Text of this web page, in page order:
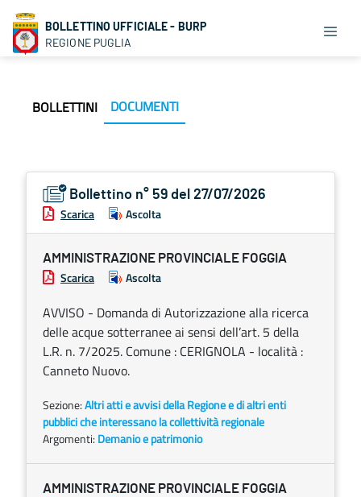
BOLLETTINO UFFICIALE - BURP
REGIONE PUGLIA
BOLLETTINI DOCUMENTI
Bollettino n° 59 del 27/07/2026
Scarica Ascolta
AMMINISTRAZIONE PROVINCIALE FOGGIA
Scarica Ascolta
AVVISO - Domanda di Autorizzazione alla ricerca
delle acque sotterranee ai sensi dell’art. 5 della
L.R. n. 7/2025. Comune : CERIGNOLA - località :
Canneto Nuovo.
Sezione:Altri atti e avvisi della Regione e di altri enti
pubblici che interessano la collettività regionale
Argomenti: Demanio e patrimonio
AMMINISTRAZIONE PROVINCIALE FOGGIA